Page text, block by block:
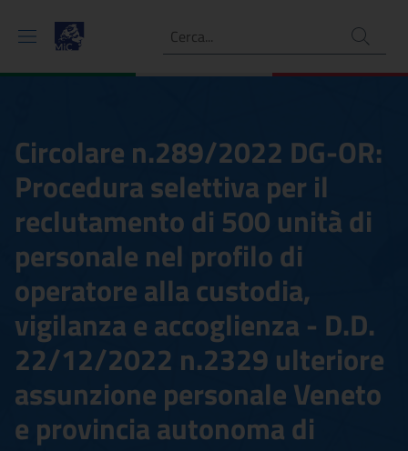
Ricerca
Circolare n.289/2022 DG-OR:
Procedura selettiva per il
reclutamento di 500 unità di
personale nel profilo di
operatore alla custodia,
vigilanza e accoglienza - D.D.
22/12/2022 n.2329 ulteriore
assunzione personale Veneto
e provincia autonoma di